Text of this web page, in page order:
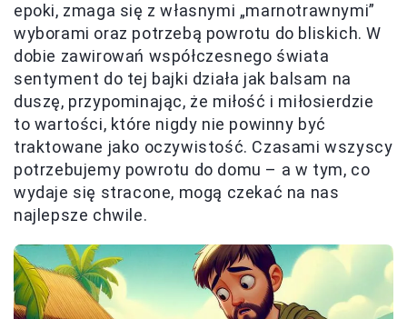
epoki, zmaga się z własnymi „marnotrawnymi”
wyborami oraz potrzebą powrotu do bliskich. W
dobie zawirowań współczesnego świata
sentyment do tej bajki działa jak balsam na
duszę, przypominając, że miłość i miłosierdzie
to wartości, które nigdy nie powinny być
traktowane jako oczywistość. Czasami wszyscy
potrzebujemy powrotu do domu – a w tym, co
wydaje się stracone, mogą czekać na nas
najlepsze chwile.